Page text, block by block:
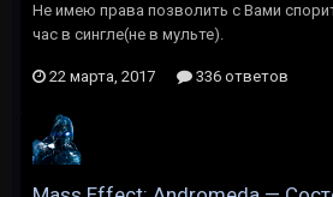
Не имею права позволить с Вами
час в сингле(не в мульте).
22 марта, 2017 336 ответов